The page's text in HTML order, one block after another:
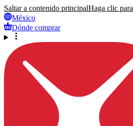
Saltar a contenido principalHaga clic
México
Dónde comprar